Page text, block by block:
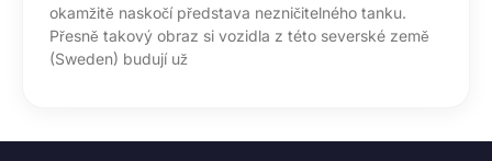
okamžitě naskočí představa nezničitelného tanku.
Přesně takový obraz si vozidla z této severské země
(Sweden) budují už